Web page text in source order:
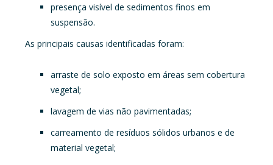
presença visível de sedimentos finos em
suspensão.
As principais causas identificadas foram:
arraste de solo exposto em áreas sem cobertura
vegetal;
lavagem de vias não pavimentadas;
carreamento de resíduos sólidos urbanos e de
material vegetal;